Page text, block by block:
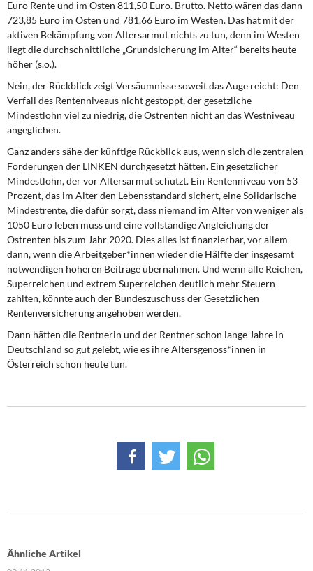
Euro Rente und im Osten 811,50 Euro. Brutto. Netto wären das dann
723,85 Euro im Osten und 781,66 Euro im Westen. Das hat mit der
aktiven Bekämpfung von Altersarmut nichts zu tun, denn im Westen
liegt die durchschnittliche „Grundsicherung im Alter“ bereits heute
höher (s.o.).
Nein, der Rückblick zeigt Versäumnisse soweit das Auge reicht: Den
Verfall des Rentenniveaus nicht gestoppt, der gesetzliche
Mindestlohn viel zu niedrig, die Ostrenten nicht an das Westniveau
angeglichen.
Ganz anders sähe der künftige Rückblick aus, wenn sich die zentralen
Forderungen der LINKEN durchgesetzt hätten. Ein gesetzlicher
Mindestlohn, der vor Altersarmut schützt. Ein Rentenniveau von 53
Prozent, das im Alter den Lebensstandard sichert, eine Solidarische
Mindestrente, die dafür sorgt, dass niemand im Alter von weniger als
1050 Euro leben muss und eine vollständige Angleichung der
Ostrenten bis zum Jahr 2020. Dies alles ist finanzierbar, vor allem
dann, wenn die Arbeitgeber*innen wieder die Hälfte der insgesamt
notwendigen höheren Beiträge übernähmen. Und wenn alle Reichen,
Superreichen und extrem Superreichen deutlich mehr Steuern
zahlten, könnte auch der Bundeszuschuss der Gesetzlichen
Rentenversicherung angehoben werden.
Dann hätten die Rentnerin und der Rentner schon lange Jahre in
Deutschland so gut gelebt, wie es ihre Altersgenoss*innen in
Österreich schon heute tun.
Ähnliche Artikel